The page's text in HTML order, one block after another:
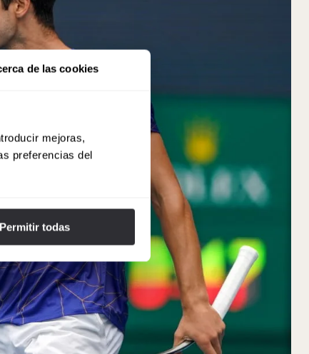
de las cookies
mejoras,
preferencias del
Permitir todas